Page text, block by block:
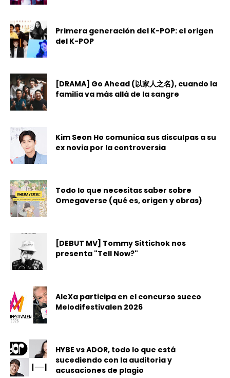
Primera generación del K-POP: el origen
del K-POP
[DRAMA] Go Ahead (以家人之名), cuando la
familia va más allá de la sangre
Kim Seon Ho comunica sus disculpas a su
ex novia por la controversia
Todo lo que necesitas saber sobre
Omegaverse (qué es, origen y obras)
[DEBUT MV] Tommy Sittichok nos
presenta "Tell Now?"
AleXa participa en el concurso sueco
Melodifestivalen 2026
HYBE vs ADOR, todo lo que está
sucediendo con la auditoria y
acusaciones de plagio